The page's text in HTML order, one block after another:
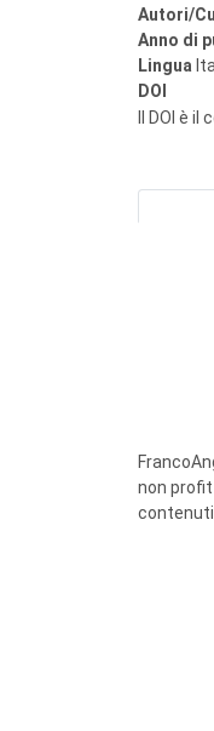
Autori/
Anno di
Lingua
DOI
Il DOI è
non
contenuti